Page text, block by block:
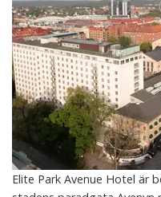
Elite Park Avenue Hotel är